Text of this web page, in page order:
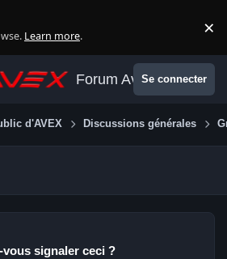
Learn more. ×
Forum AvexSe connecter
d'AVEX Discussions générales
signaler ceci ?